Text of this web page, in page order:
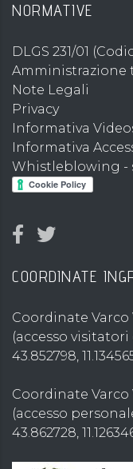
NORMATIVE
DLGS 231/01
Amministrazione
Note Legali
Privacy
Informativa
Informativa
Whistleblowing -
COORDINATE
Coordinate Varco
(accesso visitatori
43.852798,
Coordinate Varco
(accesso
43.862728,